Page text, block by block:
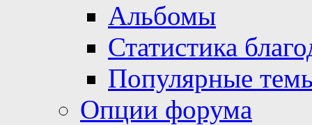
Альбомы
Статистика
Популярные
Опции форума